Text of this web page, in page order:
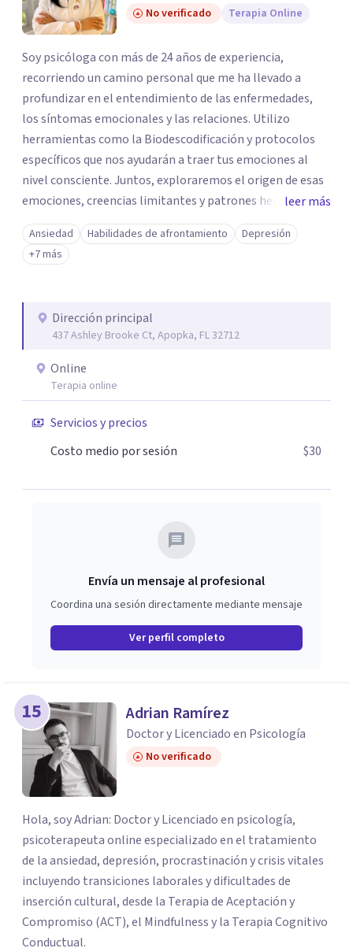
No verificado Terapia Online
Soy psicóloga con más de 24 años de experiencia,
recorriendo un camino personal que me ha llevado a
profundizar en el entendimiento de las enfermedades,
los síntomas emocionales y las relaciones. Utilizo
herramientas como la Biodescodificación y protocolos
específicos que nos ayudarán a traer tus emociones al
nivel consciente. Juntos, exploraremos el origen de esas
emociones, creencias limitantes y patrones heredados
que pueden estar influyendo en tus síntomas y relaciones.
Mi enfoque se centra en empoderarte para que
reconozcas que tú eres el principal autor de tu vida. A
el plan que realmente deseas, alcanzando así un
equilibrio y una paz mental que te ayudarán a mejorar tus
síntomas físicos. En mi espacio de sanación, encontrarás
un lugar seguro donde hacer una pausa, reflexionar y
aprender herramientas de autoobservación que te
permitirán valorar lo que deseas conservar y dejar atrás
lo que ya no te sirve. Estoy aquí para guiarte en cada paso
del camino hacia tu bienestar emocional y mental. Si
dudes en contactarme.
leer más
Ansiedad Habilidades de afrontamiento
Depresión
+7 más
Dirección principal
437 Ashley Brooke Ct, Apopka, FL 32712
Online
Terapia online
Servicios y precios
Costo medio por sesión
$30
Envía un mensaje al profesional
Coordina una sesión directamente mediante mensaje
Ver perfil completo
15 Adrian Ramírez
Doctor y Licenciado en Psicología
No verificado
Hola, soy Adrian: Doctor y Licenciado en psicología,
psicoterapeuta online especializado en el tratamiento
de la ansiedad, depresión, procrastinación y crisis vitales
incluyendo transiciones laborales y dificultades de
inserción cultural, desde la Terapia de Aceptación y
Compromiso (ACT), el Mindfulness y la Terapia Cognitivo
Conductual.